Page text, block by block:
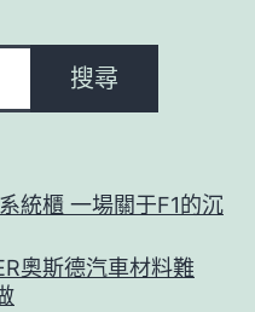
搜尋
統櫃 一場關于F1的沉
奧斯德汽車材料難